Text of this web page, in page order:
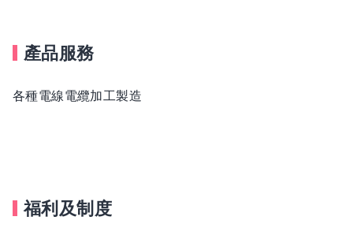
產品服務
各種電線電纜加工製造
福利及制度